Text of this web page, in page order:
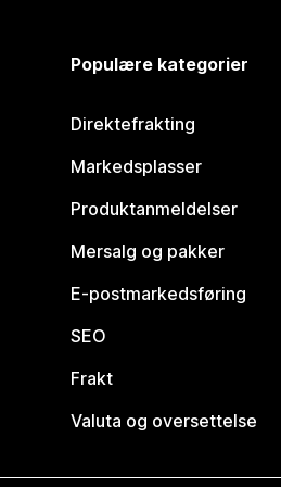
Populære kategorier
Direktefrakting
Markedsplasser
Produktanmeldelser
Mersalg og pakker
E-postmarkedsføring
SEO
Frakt
Valuta og oversettelse